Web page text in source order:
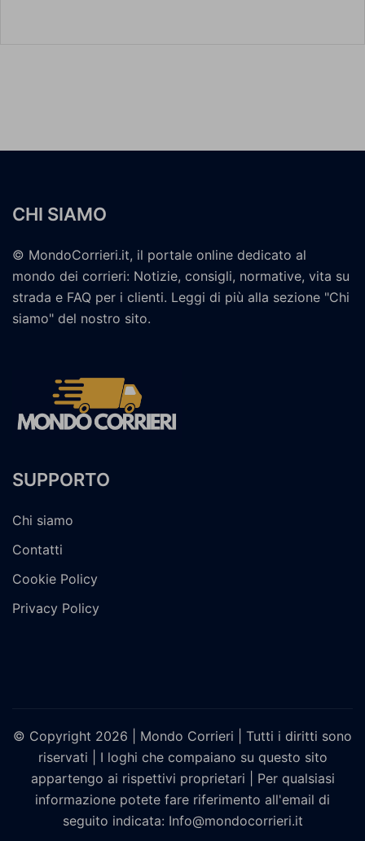
CHI SIAMO
© MondoCorrieri.it, il portale online dedicato al
mondo dei corrieri: Notizie, consigli, normative, vita su
strada e FAQ per i clienti. Leggi di più alla sezione "Chi
siamo" del nostro sito.
SUPPORTO
Chi siamo
Contatti
Cookie Policy
Privacy Policy
© Copyright 2026 | Mondo Corrieri | Tutti i diritti sono
riservati | I loghi che compaiano su questo sito
appartengo ai rispettivi proprietari | Per qualsiasi
informazione potete fare riferimento all'email di
seguito indicata: Info@mondocorrieri.it